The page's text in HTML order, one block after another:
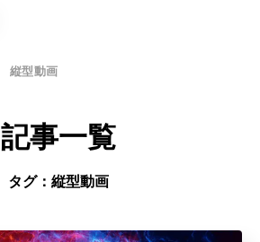
縦型動画
記事一覧
タグ：縦型動画